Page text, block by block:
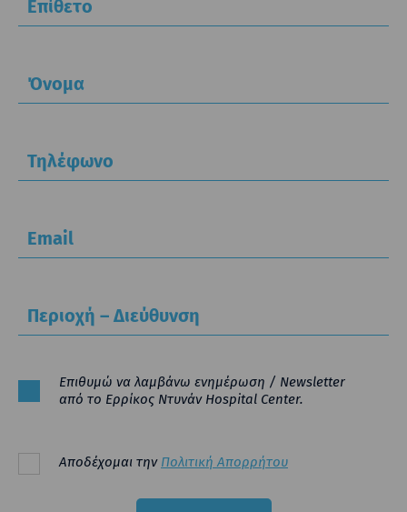
Επίθετο
Όνομα
Τηλέφωνο
Email
Περιοχή – Διεύθυνση
Επιθυμώ να λαμβάνω ενημέρωση / Newsletter
από το Ερρίκος Ντυνάν Hospital Center.
Αποδέχομαι την Πολιτική Απορρήτου